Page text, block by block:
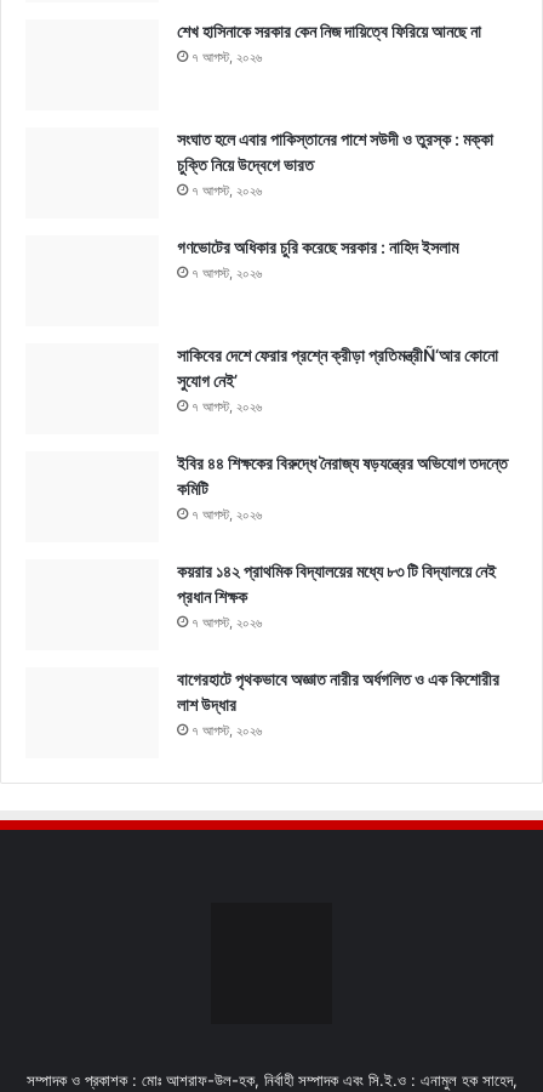
শেখ হাসিনাকে সরকার কেন নিজ দায়িত্বে ফিরিয়ে আনছে না
৭ আগস্ট, ২০২৬
সংঘাত হলে এবার পাকিস্তানের পাশে সউদী ও তুরস্ক : মক্কা
চুক্তি নিয়ে উদ্বেগে ভারত
৭ আগস্ট, ২০২৬
গণভোটের অধিকার চুরি করেছে সরকার : নাহিদ ইসলাম
৭ আগস্ট, ২০২৬
সাকিবের দেশে ফেরার প্রশ্নে ক্রীড়া প্রতিমন্ত্রীÑ‘আর কোনো
সুযোগ নেই’
৭ আগস্ট, ২০২৬
ইবির ৪৪ শিক্ষকের বিরুদ্ধে নৈরাজ্য ষড়যন্ত্রের অভিযোগ তদন্তে
কমিটি
৭ আগস্ট, ২০২৬
কয়রার ১৪২ প্রাথমিক বিদ্যালয়ের মধ্যে ৮৩ টি বিদ্যালয়ে নেই
প্রধান শিক্ষক
৭ আগস্ট, ২০২৬
বাগেরহাটে পৃথকভাবে অজ্ঞাত নারীর অর্ধগলিত ও এক কিশোরীর
লাশ উদ্ধার
৭ আগস্ট, ২০২৬
সম্পাদক ও প্রকাশক : মোঃ আশরাফ-উল-হক, নির্বাহী সম্পাদক এবং সি.ই.ও : এনামুল হক সাহেদ,